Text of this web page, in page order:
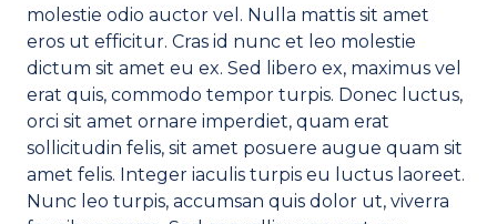
molestie odio auctor vel. Nulla mattis sit amet
eros ut efficitur. Cras id nunc et leo molestie
dictum sit amet eu ex. Sed libero ex, maximus vel
erat quis, commodo tempor turpis. Donec luctus,
orci sit amet ornare imperdiet, quam erat
sollicitudin felis, sit amet posuere augue quam sit
amet felis. Integer iaculis turpis eu luctus laoreet.
Nunc leo turpis, accumsan quis dolor ut, viverra